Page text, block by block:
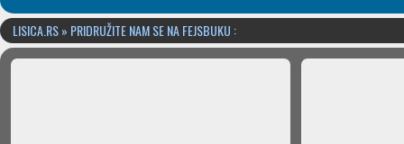
LISICA.RS » PRIDRUŽITE NAM SE NA FEJSBUKU :